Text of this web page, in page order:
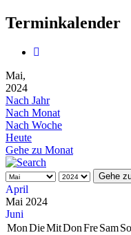
Terminkalender
Mai,
2024
Nach Jahr
Nach Monat
Nach Woche
Heute
Gehe zu Monat
Gehe
April
Mai 2024
Juni
MonDieMitDonFreSam